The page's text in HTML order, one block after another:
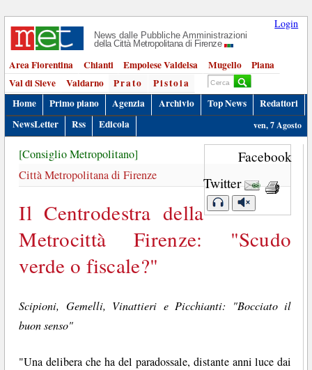
Login
News dalle Pubbliche Amministrazioni
della Città Metropolitana di Firenze
Area Fiorentina Chianti Empolese Valdelsa Mugello
Piana
Val di Sieve
Valdarno Prato
Pistoia
Home
Primo piano Agenzia Archivio Top News
Redattori
NewsLetter
Rss Edicola ven, 7 Agosto
Facebook
Twitter
[Consiglio Metropolitano]
Città Metropolitana di Firenze
Il Centrodestra della
Metrocittà Firenze: "Scudo
verde o fiscale?"
Scipioni, Gemelli, Vinattieri e Picchianti: "Bocciato il
buon senso"
"Una delibera che ha del paradossale, distante anni luce dai